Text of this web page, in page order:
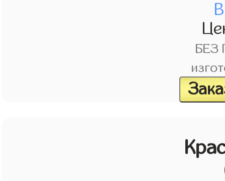
БЕЗ